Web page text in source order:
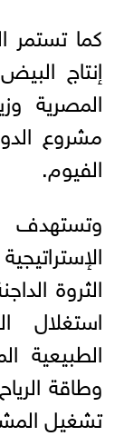
كما تستمر
إنتاج
المصرية
مشروع
الفيوم.
وتستهدف
الثروة
استغلال
الطبيعية
وطاقة
تشغيل